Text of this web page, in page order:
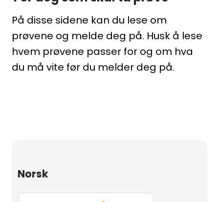
På disse sidene kan du lese om
prøvene og melde deg på. Husk å lese
hvem prøvene passer for og om hva
du må vite før du melder deg på.
Norsk